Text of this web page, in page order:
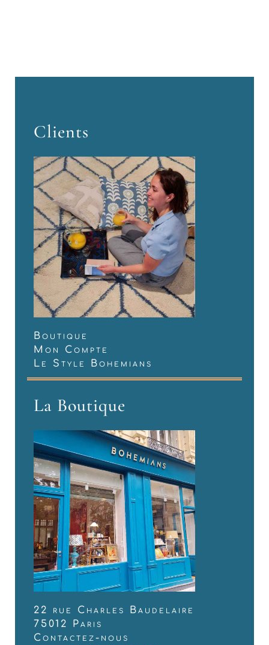
Clients
Boutique
Mon Compte
Le Style Bohemians
La Boutique
22 rue Charles Baudelaire
75012 Paris
Contactez-nous